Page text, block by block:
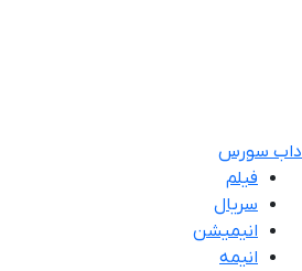
داب سورس
فیلم
سریال
انیمیشن
انیمه